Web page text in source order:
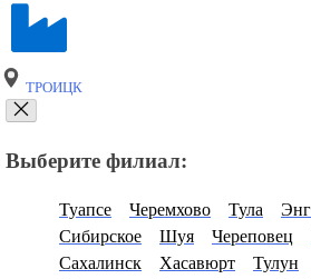
ТРОИЦК
Выберите филиал:
Туапсе Черемхово Тула
Сибирское
Шуя Череповец
Сахалинск
Хасавюрт Тулун